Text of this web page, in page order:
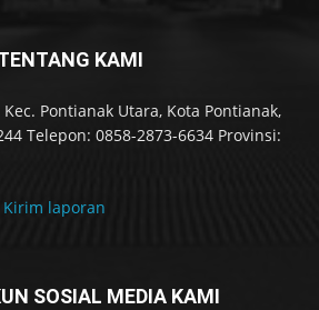
KAMI
Pontianak Utara, Kota Pontianak,
Telepon: 0858-2873-6634 Provinsi:
Kirim laporan
SOSIAL MEDIA KAMI